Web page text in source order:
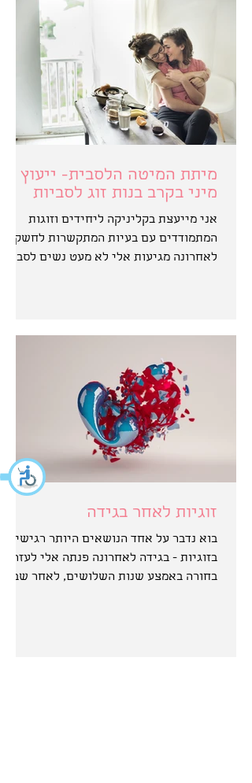
מיתת המיטה הלסבית- ייעוץ
מיני בקרב בנות זוג לסביות
אני מייעצת בקליניקה ליחידים וזוגות
המתמודדים עם בעיות המתקשרות לחשק.
לאחרונה מגיעות אלי לא מעט נשים לסביות
זוגיות לאחר בגידה
בוא נדבר על אחד הנושאים היותר רגישים
בזוגיות - בגידה לאחרונה פנתה אלי לעזרה
בחורה באמצע שנות השלושים, לאחר שבן